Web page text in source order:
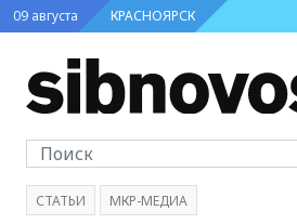
09 августа КРАСНОЯРСК
СТАТЬИ МКР-МЕДИА